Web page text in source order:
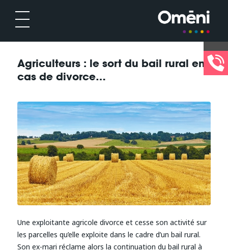
Agriculteurs : le sort du bail rural en
cas de divorce…
Une exploitante agricole divorce et cesse son activité sur
les parcelles qu’elle exploite dans le cadre d’un bail rural.
Son ex-mari réclame alors la continuation du bail rural à